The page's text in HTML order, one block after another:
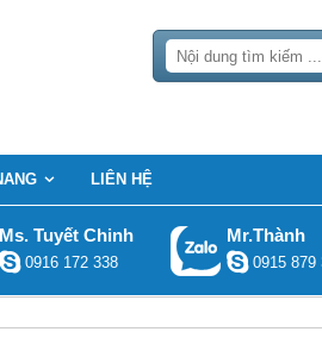
LIÊN HỆ
Ms. Tuyết Chinh
0916 172 338
Mr.Thành
0915 879